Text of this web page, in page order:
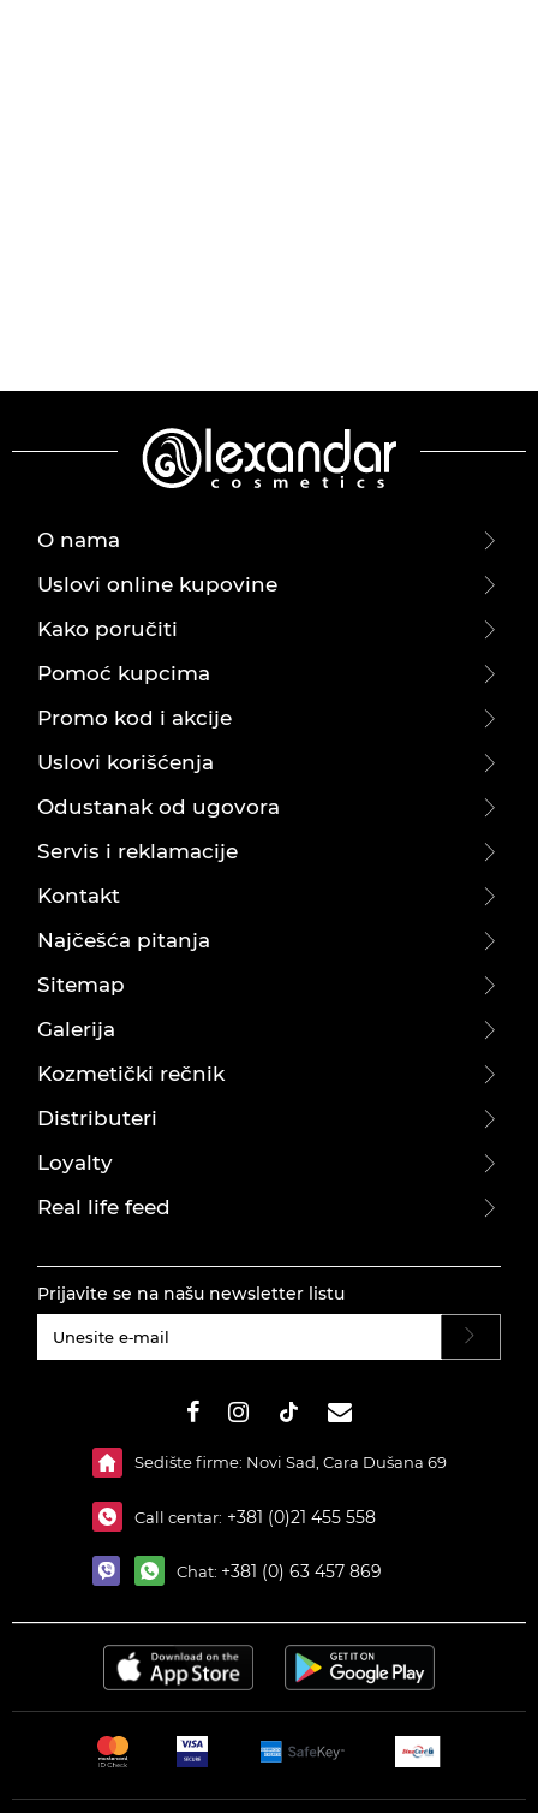
O nama
Uslovi online kupovine
Kako poručiti
Pomoć kupcima
Promo kod i akcije
Uslovi korišćenja
Odustanak od ugovora
Servis i reklamacije
Kontakt
Najčešća pitanja
Sitemap
Galerija
Kozmetički rečnik
Distributeri
Loyalty
Real life feed
Prijavite se na našu newsletter listu
Sedište firme: Novi Sad, Cara Dušana 69
Call centar: +381 (0)21 455 558
Chat: +381 (0) 63 457 869